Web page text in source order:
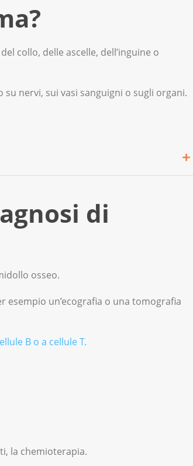
collo, delle ascelle, dell’inguine o
nervi, sui vasi sanguigni o sugli organi.
medico per degli accertamenti.
di
osseo.
esempio un’ecografia o una tomografia
B o a cellule T.
la chemioterapia.